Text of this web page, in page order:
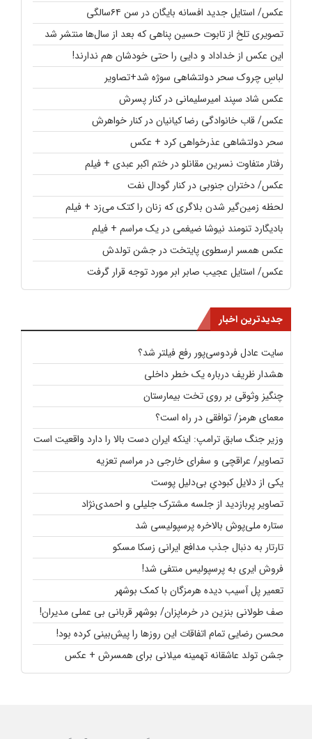
عکس/ استایل جدید افسانه بایگان در سن ۶۴سالگی
تصویری تلخ از تابوت حسین پناهی که بعد از سال‌ها منتشر شد
این عکس از خداداد و دایی را حتی خودشان هم ندارند!
لباسِ چروک سحر دولتشاهی سوژه شد+تصاویر
عکس شاد سپند امیرسلیمانی در کنار پسرش
عکس/ قاب خانوادگی رضا کیانیان در کنار خواهرش
سحر دولتشاهی عذرخواهی کرد + عکس
رفتار متفاوت نسرین مقانلو در ختم اکبر عبدی + فیلم
عکس/ دختران جنوبی در کنار گودال نفت
لحظه زمین‌گیر شدن بلاگری که زنان را کتک می‌زد + فیلم
بادیگارد تنومند نیوشا ضیغمی در یک مراسم + فیلم
عکس همسر ارسطوی پایتخت در جشن تولدش
عکس/ استایل عجیب صابر ابر مورد توجه قرار گرفت
جدیدترین اخبار
سایت عادل فردوسی‌پور رفع فیلتر شد؟
هشدار ظریف درباره یک خطر داخلی
چنگیز وثوقی بر روی تخت بیمارستان
معمای هرمز/ توافقی در راه است؟
وزیر جنگ سابق ترامپ: اینکه ایران دست بالا را دارد واقعیت است
تصاویر/ عراقچی و سفرای خارجی در مراسم تعزیه
یکی از دلایل کبودیِ بی‌دلیل پوست
تصاویر پربازدید از جلسه مشترک جلیلی و احمدی‌نژاد
ستاره ملی‌پوش بالاخره پرسپولیسی شد
تارتار به دنبال جذب مدافع ایرانی زسکا مسکو
فروش ایری به پرسپولیس منتفی شد!
تعمیر پل آسیب دیده هرمزگان با کمک بوشهر
صف طولانی بنزین در خرماپزان/ بوشهر قربانی بی عملی مدیران!
محسن رضایی تمام اتفاقات این روزها را پیش‌بینی کرده بود!
جشن تولد عاشقانه تهمینه میلانی برای همسرش + عکس